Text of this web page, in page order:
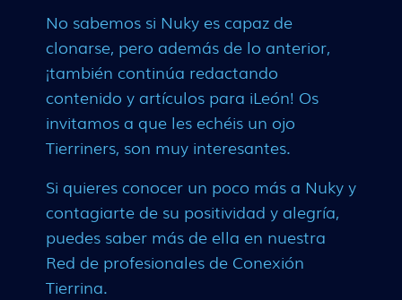
No sabemos si Nuky es capaz de
clonarse, pero además de lo anterior,
¡también continúa redactando
contenido y artículos para iLeón! Os
invitamos a que les echéis un ojo
Tierriners, son muy interesantes.
Si quieres conocer un poco más a Nuky y
contagiarte de su positividad y alegría,
puedes saber más de ella en nuestra
Red de profesionales de Conexión
Tierrina.